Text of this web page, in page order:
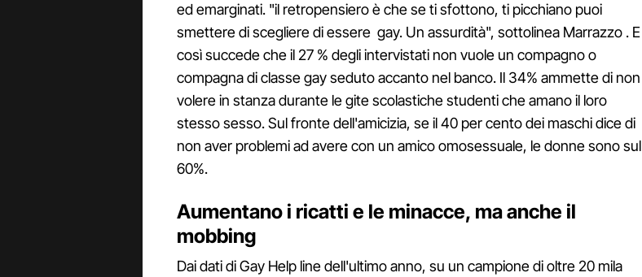
ed emarginati. "il retropensiero è che se ti sfottono, ti picchiano puoi
smettere di scegliere di essere gay. Un assurdità", sottolinea Marrazzo . E
così succede che il 27 % degli intervistati non vuole un compagno o
compagna di classe gay seduto accanto nel banco. Il 34% ammette di non
volere in stanza durante le gite scolastiche studenti che amano il loro
stesso sesso. Sul fronte dell'amicizia, se il 40 per cento dei maschi dice di
non aver problemi ad avere con un amico omosessuale, le donne sono sul
60%.
Aumentano i ricatti e le minacce, ma anche il
mobbing
Dai dati di Gay Help line dell'ultimo anno, su un campione di oltre 20 mila